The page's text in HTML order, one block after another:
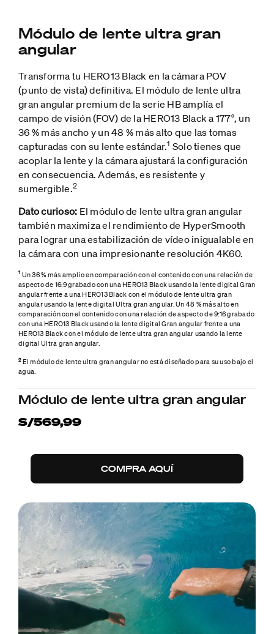
Módulo de lente ultra gran
angular
Transforma tu HERO13 Black en la cámara POV
(punto de vista) definitiva. El módulo de lente ultra
gran angular premium de la serie HB amplía el
campo de visión (FOV) de la HERO13 Black a 177°, un
36 % más ancho y un 48 % más alto que las tomas
capturadas con su lente estándar.1 Solo tienes que
acoplar la lente y la cámara ajustará la configuración
en consecuencia. Además, es resistente y
sumergible.2
Dato curioso: El módulo de lente ultra gran angular
también maximiza el rendimiento de HyperSmooth
para lograr una estabilización de vídeo inigualable en
la cámara con una impresionante resolución 4K60.
1 Un 36 % más amplio en comparación con el contenido con una relación de
aspecto de 16:9 grabado con una HERO13 Black usando la lente digital Gran
angular frente a una HERO13 Black con el módulo de lente ultra gran
angular usando la lente digital Ultra gran angular. Un 48 % más alto en
comparación con el contenido con una relación de aspecto de 9:16 grabado
con una HERO13 Black usando la lente digital Gran angular frente a una
HERO13 Black con el módulo de lente ultra gran angular usando la lente
digital Ultra gran angular.
2El módulo de lente ultra gran angular no está diseñado para su uso bajo el
agua.
Módulo de lente ultra gran angular
S/569,99
COMPRA AQUÍ